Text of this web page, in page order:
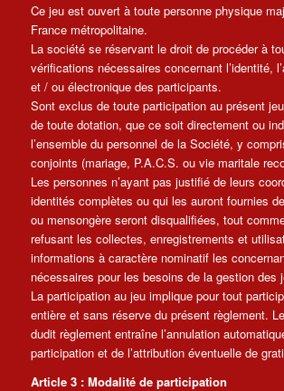
Ce jeu est ouvert à toute personne physique
France métropolitaine.
La société se réservant le droit de procéder à
vérifications nécessaires concernant l’identité,
et / ou électronique des participants.
Sont exclus de toute participation au présent
de toute dotation, que ce soit directement ou
l’ensemble du personnel de la Société, y
conjoints (mariage, P.A.C.S. ou vie maritale
Les personnes n’ayant pas justifié de leurs
identités complètes ou qui les auront fournies
ou mensongère seront disqualifiées, tout
refusant les collectes, enregistrements et
informations à caractère nominatif les
nécessaires pour les besoins de la gestion des
La participation au jeu implique pour tout
entière et sans réserve du présent règlement.
dudit règlement entraîne l’annulation
participation et de l’attribution éventuelle de
Article 3 : Modalité de participation